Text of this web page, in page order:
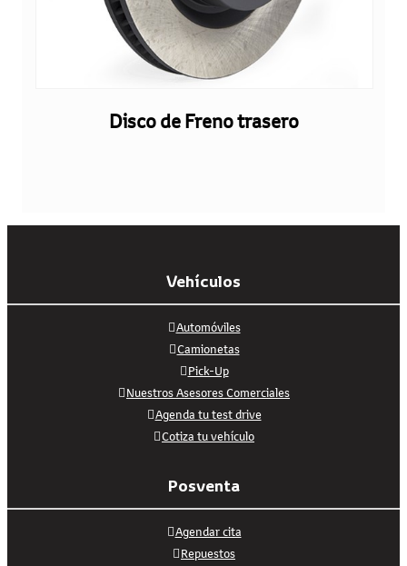
Disco de Freno trasero
Vehículos
Automóviles
Camionetas
Pick-Up
Nuestros Asesores Comerciales
Agenda tu test drive
Cotiza tu vehículo
Posventa
Agendar cita
Repuestos